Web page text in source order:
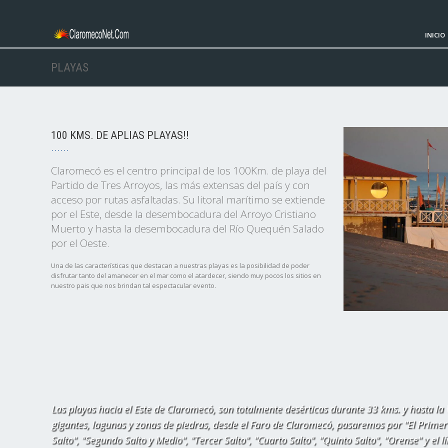
INICIO
PLAYAS
100 KMS. DE APLIAS PLAYAS!!
Claromecó es el centro principal de los 100Km. de playa del
Partido de Tres Arroyos, las más extensas del país y con
acceso por rutas asfaltadas. Su litoral marítimo se extiende
por el Este, desde la desembocadura del Arroyo Cristiano
Muerto y hasta la desembocadura del Río Quequén Salado
por el Oeste.
Una de las características que destacan a nuestras playas es la posibilidad de poder
disfrutar tanto del amanecer en el mar como el atardecer, siendo muy pocos los sitios en
nuestro pais que nos brindan tal espectacular evento.
Las playas hacia el Este de Claromecó, son totalmente desérticas durante 33 kms. y hasta
gigantes, lagunas y zonas de piedras, desde el Faro de Claromecó, pasaremos por "El
Salto", "Segundo Salto y Medio", "Tercer Salto", "Cuarto Salto", "Quinto Salto", "Orense" y el